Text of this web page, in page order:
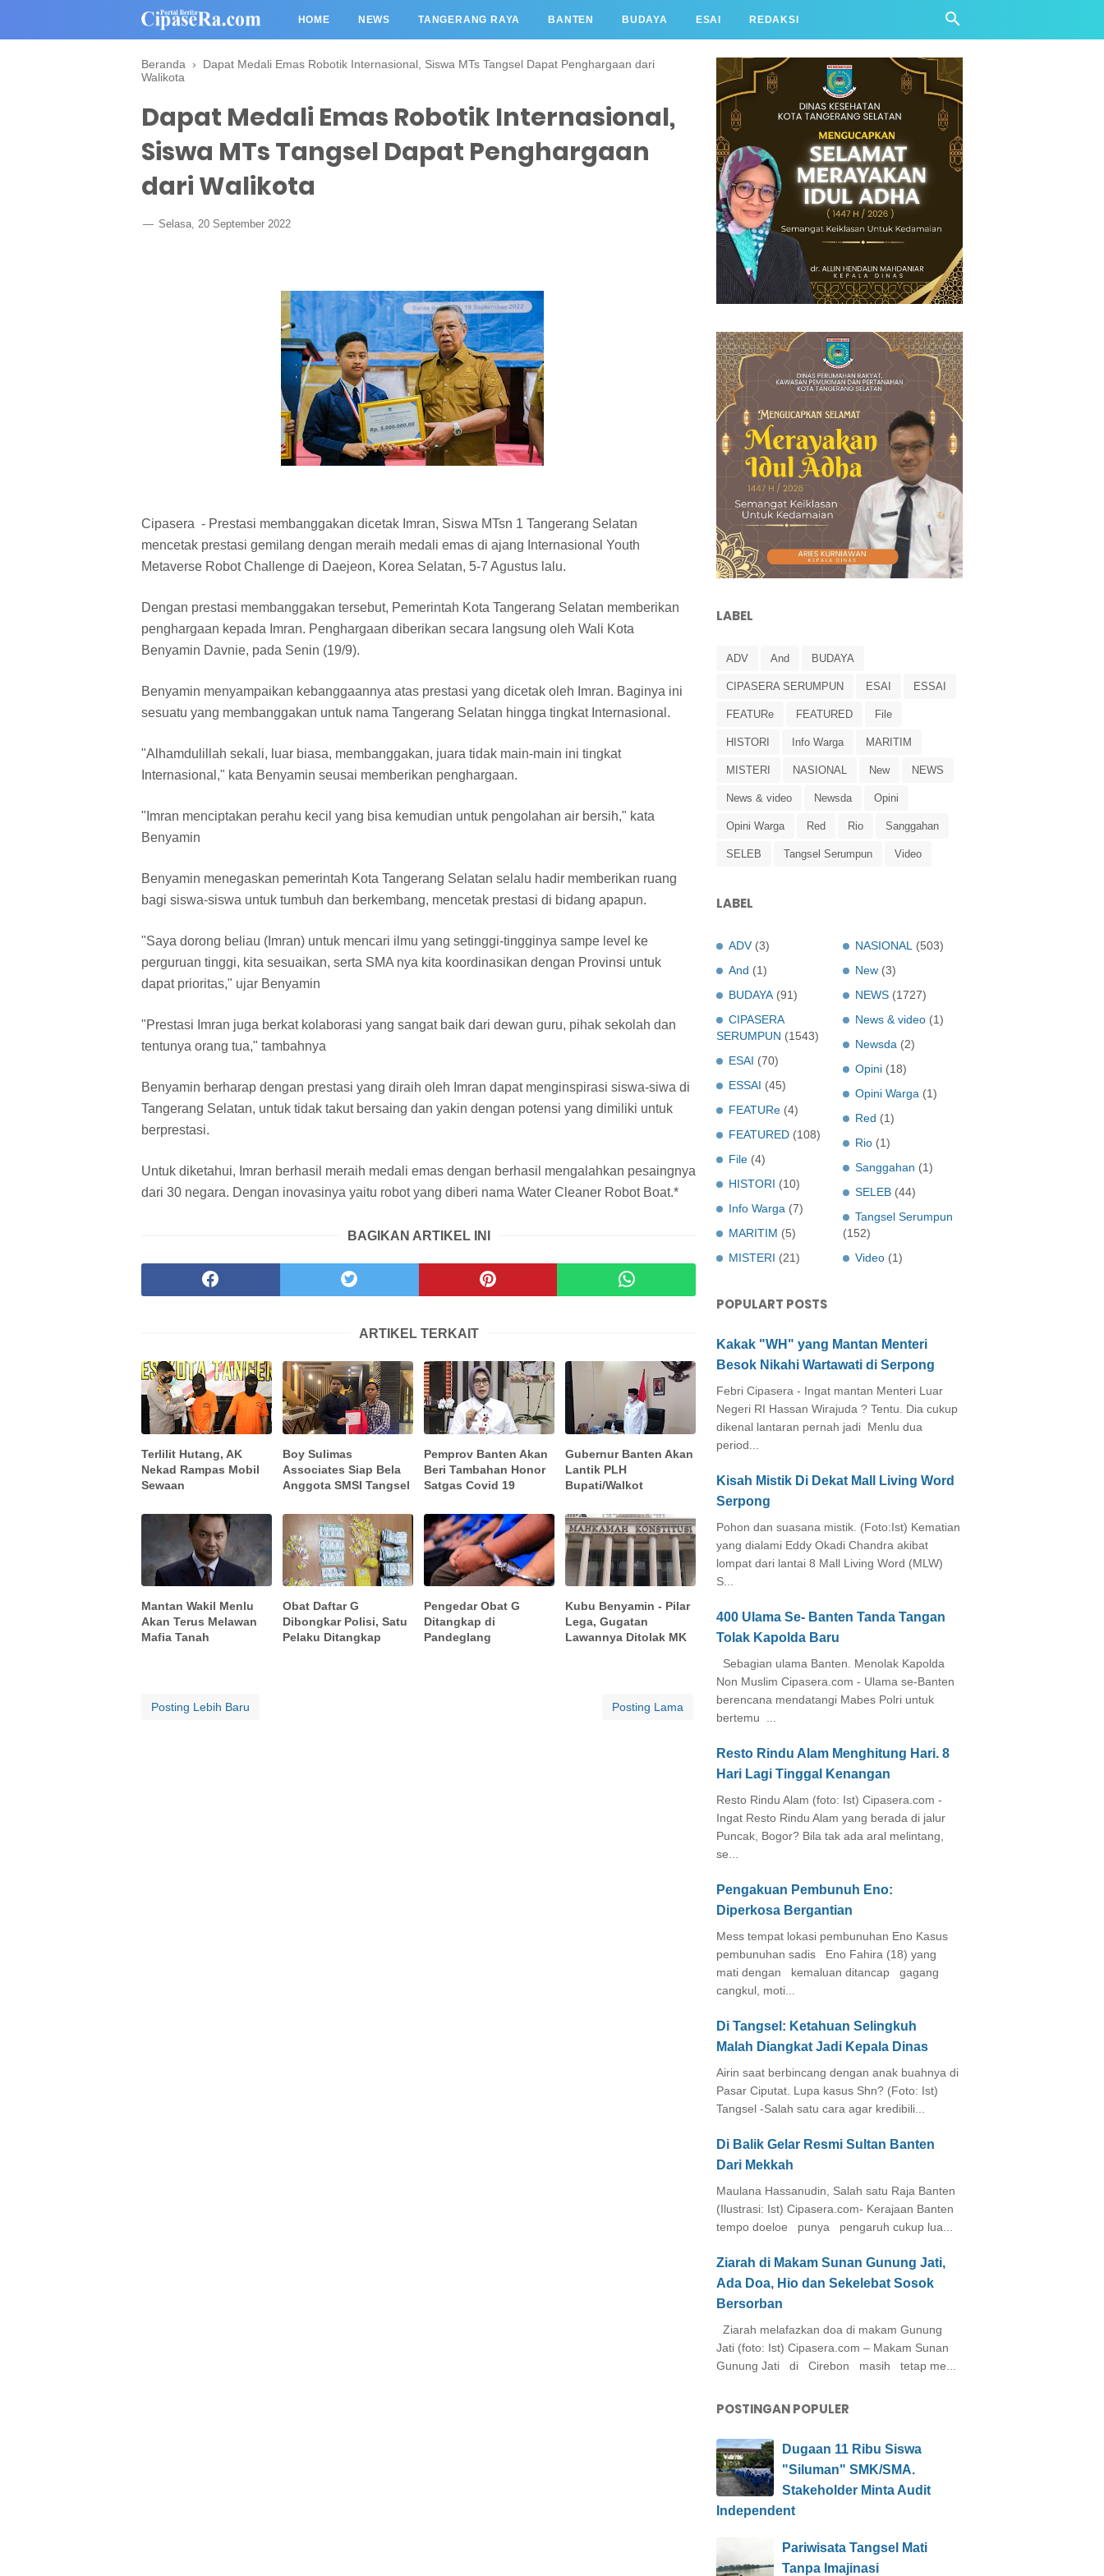
HOME NEWS TANGERANG RAYA BANTEN BUDAYA ESAI REDAKSI
Beranda › Dapat Medali Emas Robotik Internasional, Siswa MTs Tangsel Dapat Penghargaan dari
Walikota
Dapat Medali Emas Robotik Internasional,
Siswa MTs Tangsel Dapat Penghargaan
dari Walikota
Selasa, 20 September 2022
Cipasera - Prestasi membanggakan dicetak Imran, Siswa MTsn 1 Tangerang Selatan
mencetak prestasi gemilang dengan meraih medali emas di ajang Internasional Youth
Metaverse Robot Challenge di Daejeon, Korea Selatan, 5-7 Agustus lalu.
Dengan prestasi membanggakan tersebut, Pemerintah Kota Tangerang Selatan memberikan
penghargaan kepada Imran. Penghargaan diberikan secara langsung oleh Wali Kota
Benyamin Davnie, pada Senin (19/9).
Benyamin menyampaikan kebanggaannya atas prestasi yang dicetak oleh Imran. Baginya ini
sesuatu yang membanggakan untuk nama Tangerang Selatan hingga tingkat Internasional.
"Alhamdulillah sekali, luar biasa, membanggakan, juara tidak main-main ini tingkat
Internasional," kata Benyamin seusai memberikan penghargaan.
"Imran menciptakan perahu kecil yang bisa kemudian untuk pengolahan air bersih," kata
Benyamin
Benyamin menegaskan pemerintah Kota Tangerang Selatan selalu hadir memberikan ruang
bagi siswa-siswa untuk tumbuh dan berkembang, mencetak prestasi di bidang apapun.
"Saya dorong beliau (Imran) untuk mencari ilmu yang setinggi-tingginya sampe level ke
perguruan tinggi, kita sesuaikan, serta SMA nya kita koordinasikan dengan Provinsi untuk
dapat prioritas," ujar Benyamin
"Prestasi Imran juga berkat kolaborasi yang sangat baik dari dewan guru, pihak sekolah dan
tentunya orang tua," tambahnya
Benyamin berharap dengan prestasi yang diraih oleh Imran dapat menginspirasi siswa-siwa di
Tangerang Selatan, untuk tidak takut bersaing dan yakin dengan potensi yang dimiliki untuk
berprestasi.
Untuk diketahui, Imran berhasil meraih medali emas dengan berhasil mengalahkan pesaingnya
dari 30 negara. Dengan inovasinya yaitu robot yang diberi nama Water Cleaner Robot Boat.*
BAGIKAN ARTIKEL INI
ARTIKEL TERKAIT
Terlilit Hutang, AK
Nekad Rampas Mobil
Sewaan
Boy Sulimas
Associates Siap Bela
Anggota SMSI Tangsel
Pemprov Banten Akan
Beri Tambahan Honor
Satgas Covid 19
Gubernur Banten Akan
Lantik PLH
Bupati/Walkot
Mantan Wakil Menlu
Akan Terus Melawan
Mafia Tanah
Obat Daftar G
Dibongkar Polisi, Satu
Pelaku Ditangkap
Pengedar Obat G
Ditangkap di
Pandeglang
Kubu Benyamin - Pilar
Lega, Gugatan
Lawannya Ditolak MK
Posting Lebih Baru Posting Lama
LABEL
ADV And BUDAYA
CIPASERA SERUMPUN ESAI ESSAI
FEATURe FEATURED File
HISTORI Info Warga MARITIM
MISTERI NASIONAL New NEWS
News & video Newsda Opini
Opini Warga Red Rio Sanggahan
SELEB Tangsel Serumpun Video
LABEL
ADV (3)
And (1)
BUDAYA (91)
CIPASERA
SERUMPUN (1543)
ESAI (70)
ESSAI (45)
FEATURe (4)
FEATURED (108)
File (4)
HISTORI (10)
Info Warga (7)
MARITIM (5)
MISTERI (21)
NASIONAL
(503)
New (3)
NEWS (1727)
News & video (1)
Newsda (2)
Opini (18)
Opini Warga (1)
Red (1)
Rio (1)
Sanggahan (1)
SELEB (44)
Tangsel Serumpun
(152)
Video (1)
POPULART POSTS
Kakak "WH" yang Mantan Menteri
Besok Nikahi Wartawati di Serpong
Febri Cipasera - Ingat mantan Menteri Luar
Negeri RI Hassan Wirajuda ? Tentu. Dia cukup
dikenal lantaran pernah jadi Menlu dua
period...
Kisah Mistik Di Dekat Mall Living Word
Serpong
Pohon dan suasana mistik. (Foto:Ist) Kematian
yang dialami Eddy Okadi Chandra akibat
lompat dari lantai 8 Mall Living Word (MLW)
S...
400 Ulama Se- Banten Tanda Tangan
Tolak Kapolda Baru
Sebagian ulama Banten. Menolak Kapolda
Non Muslim Cipasera.com - Ulama se-Banten
berencana mendatangi Mabes Polri untuk
bertemu ...
Resto Rindu Alam Menghitung Hari. 8
Hari Lagi Tinggal Kenangan
Resto Rindu Alam (foto: Ist) Cipasera.com -
Ingat Resto Rindu Alam yang berada di jalur
Puncak, Bogor? Bila tak ada aral melintang,
se...
Pengakuan Pembunuh Eno:
Diperkosa Bergantian
Mess tempat lokasi pembunuhan Eno Kasus
pembunuhan sadis Eno Fahira (18) yang
mati dengan kemaluan ditancap gagang
cangkul, moti...
Di Tangsel: Ketahuan Selingkuh
Malah Diangkat Jadi Kepala Dinas
Airin saat berbincang dengan anak buahnya di
Pasar Ciputat. Lupa kasus Shn? (Foto: Ist)
Tangsel -Salah satu cara agar kredibili...
Di Balik Gelar Resmi Sultan Banten
Dari Mekkah
Maulana Hassanudin, Salah satu Raja Banten
(Ilustrasi: Ist) Cipasera.com- Kerajaan Banten
tempo doeloe punya pengaruh cukup lua...
Ziarah di Makam Sunan Gunung Jati,
Ada Doa, Hio dan Sekelebat Sosok
Bersorban
Ziarah melafazkan doa di makam Gunung
Jati (foto: Ist) Cipasera.com – Makam Sunan
Gunung Jati di Cirebon masih tetap me...
POSTINGAN POPULER
Dugaan 11 Ribu Siswa
"Siluman" SMK/SMA.
Stakeholder Minta Audit
Independent
Pariwisata Tangsel Mati
Tanpa Imajinasi